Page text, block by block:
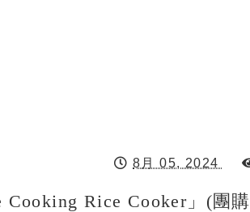
8月 05, 2024
Rice Cooker」(團購